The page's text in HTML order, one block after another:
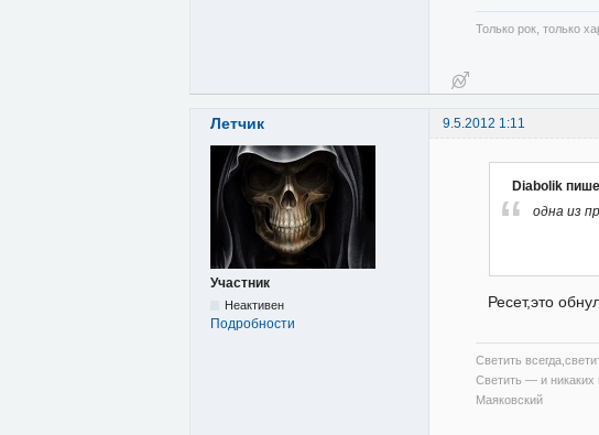
Только рок, только
Летчик 9.5.2012 1:11
Участник
Неактивен
Подробности
Diabolik
одна из
Ресет,это
Светить
Светить — и никаких
Маяковский